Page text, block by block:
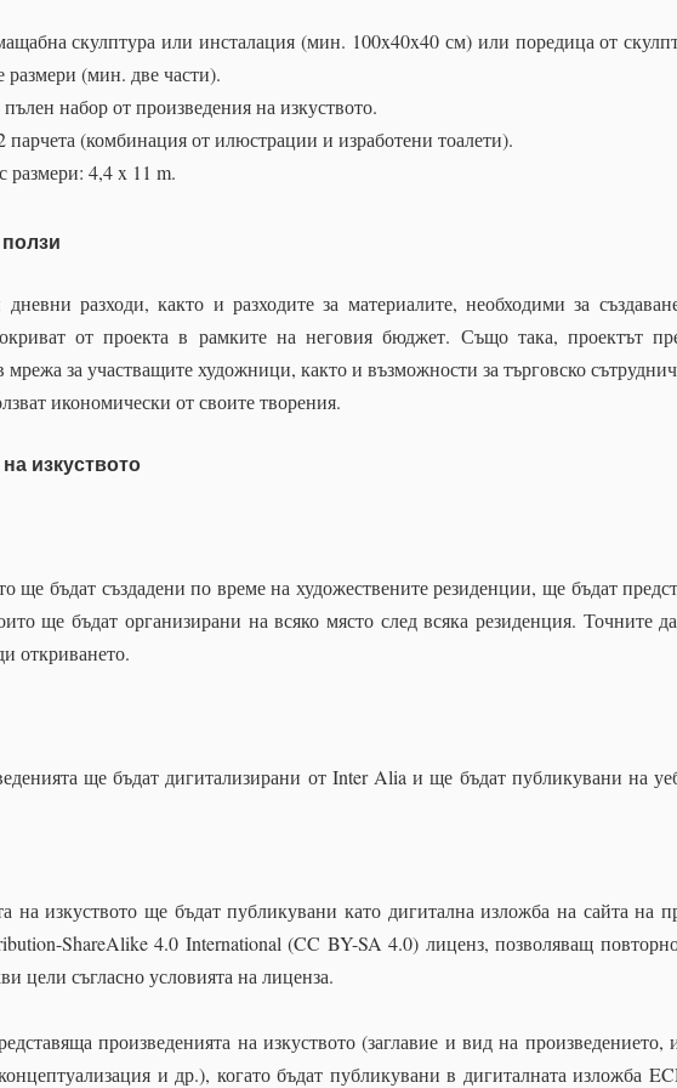
скулптура или инсталация (мин. 100x40x40 см) или поредица от
(мин. две части).
набор от произведения на изкуството.
парчета (комбинация от илюстрации и изработени тоалети).
размери: 4,4 x 11 m.
разходи, както и разходите за материалите, необходими за
от проекта в рамките на неговия бюджет. Също така, проектът
за участващите художници, както и възможности за търговско
икономически от своите творения.
изкуството
ще бъдат създадени по време на художествените резиденции, ще бъдат
ще бъдат организирани на всяко място след всяка резиденция. Точните
откриването.
ще бъдат дигитализирани от Inter Alia и ще бъдат публикувани на
на изкуството ще бъдат публикувани като дигитална изложба на сайта на
ShareAlike 4.0 International (CC BY-SA 4.0) лиценз, позволяващ
цели съгласно условията на лиценза.
произведенията на изкуството (заглавие и вид на произведението,
и др.), когато бъдат публикувани в дигиталната изложба